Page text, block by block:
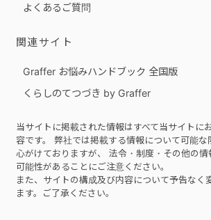
よくあるご質問
関連サイト
Graffer お悩みハンドブック 全国版
くらしのてつづき by Graffer
当サイトに掲載された情報はすべて当サイトに
容です。 弊社では掲載する情報について可能な
心がけておりますが、 法令・制度・その他の
可能性があることにご注意ください。
また、サイトの構成及び内容について予告なく
ます。ご了承ください。